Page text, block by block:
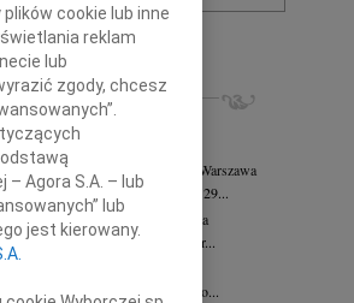
+ szukanie zaawansowane
Warszawa
i dzielnej Marylce Butruk...
Duniec
Warszawa
żalem przyjęliśmy wiadomość, że 29...
Kościelska
Warszawa
sierpnia 2026 roku zmarła Profesor...
Butruk
żalem przyjęliśmy wiadomość o...
cookie lub inne
reklam
lub
zgody, chcesz
Agora S.A. – lub
lub
jest kierowany.